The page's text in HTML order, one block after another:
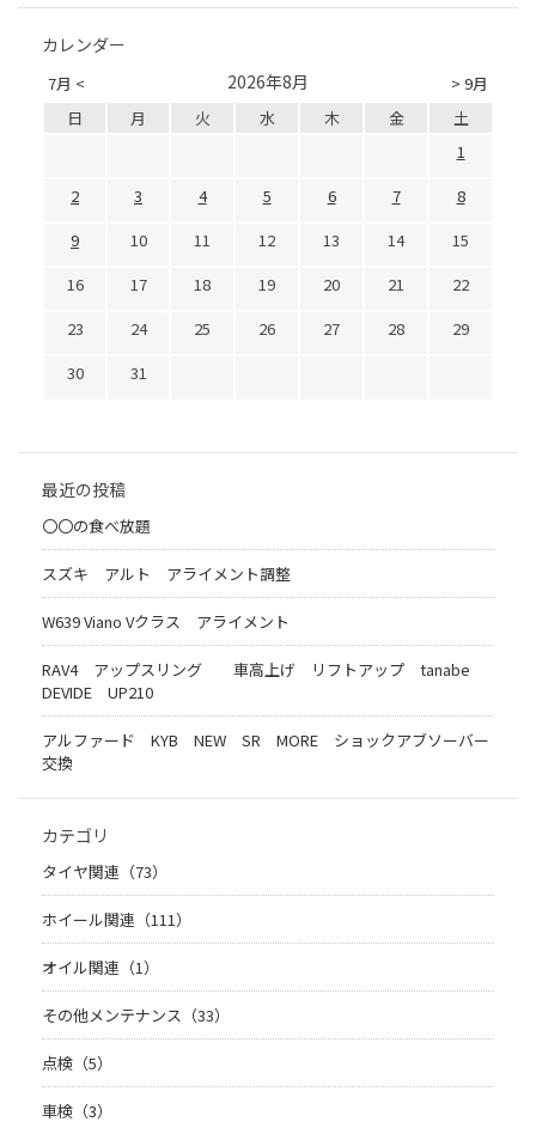
カレンダー
7月 < > 9月
2026年8月
日 月 火 水 木 金
土
1
2
3 4 5 6 7
8
9
10 11 12 13 14
15
16
17 18 19 20 21
22
23
24 25 26 27 28
29
30
31
最近の投稿
〇〇の食べ放題
スズキ アルト アライメント調整
W639 Viano Vクラス アライメント
RAV4 アップスリング 車高上げ リフトアップ tanabe
DEVIDE UP210
アルファード KYB NEW SR MORE ショックアブソーバー
交換
カテゴリ
タイヤ関連（73）
ホイール関連（111）
オイル関連（1）
その他メンテナンス（33）
点検（5）
車検（3）